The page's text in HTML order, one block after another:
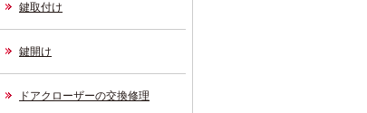
鍵取付け
鍵開け
ドアクローザーの交換修理